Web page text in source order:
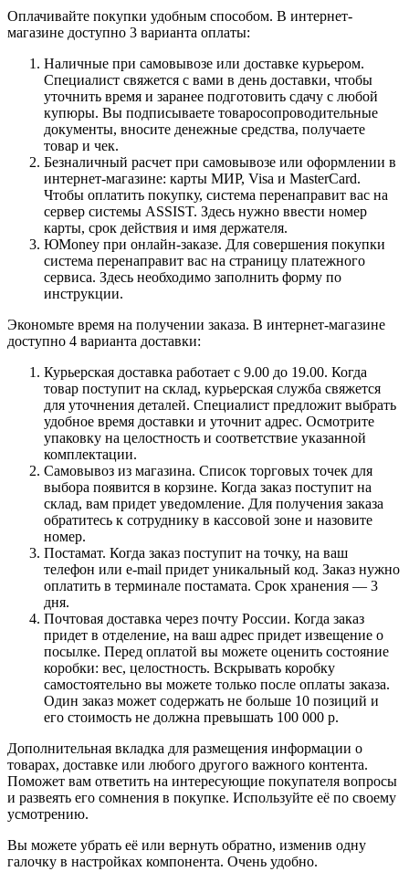
Оплачивайте покупки удобным способом. В интернет-
магазине доступно 3 варианта оплаты:
Наличные при самовывозе или доставке курьером.
Специалист свяжется с вами в день доставки, чтобы
уточнить время и заранее подготовить сдачу с любой
купюры. Вы подписываете товаросопроводительные
документы, вносите денежные средства, получаете
товар и чек.
Безналичный расчет при самовывозе или оформлении в
интернет-магазине: карты МИР, Visa и MasterCard.
Чтобы оплатить покупку, система перенаправит вас на
сервер системы ASSIST. Здесь нужно ввести номер
карты, срок действия и имя держателя.
ЮMoney при онлайн-заказе. Для совершения покупки
система перенаправит вас на страницу платежного
сервиса. Здесь необходимо заполнить форму по
инструкции.
Экономьте время на получении заказа. В интернет-магазине
доступно 4 варианта доставки:
Курьерская доставка работает с 9.00 до 19.00. Когда
товар поступит на склад, курьерская служба свяжется
для уточнения деталей. Специалист предложит выбрать
удобное время доставки и уточнит адрес. Осмотрите
упаковку на целостность и соответствие указанной
комплектации.
Самовывоз из магазина. Список торговых точек для
выбора появится в корзине. Когда заказ поступит на
склад, вам придет уведомление. Для получения заказа
обратитесь к сотруднику в кассовой зоне и назовите
номер.
Постамат. Когда заказ поступит на точку, на ваш
телефон или e-mail придет уникальный код. Заказ нужно
оплатить в терминале постамата. Срок хранения — 3
дня.
Почтовая доставка через почту России. Когда заказ
придет в отделение, на ваш адрес придет извещение о
посылке. Перед оплатой вы можете оценить состояние
коробки: вес, целостность. Вскрывать коробку
самостоятельно вы можете только после оплаты заказа.
Один заказ может содержать не больше 10 позиций и
его стоимость не должна превышать 100 000 р.
Дополнительная вкладка для размещения информации о
товарах, доставке или любого другого важного контента.
Поможет вам ответить на интересующие покупателя вопросы
и развеять его сомнения в покупке. Используйте её по своему
усмотрению.
Вы можете убрать её или вернуть обратно, изменив одну
галочку в настройках компонента. Очень удобно.